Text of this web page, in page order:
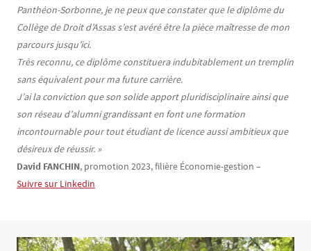
Panthéon-Sorbonne, je ne peux que constater que le diplôme du
Collège de Droit d’Assas s’est avéré être la pièce maîtresse de mon
parcours jusqu’ici.
Très reconnu, ce diplôme constituera indubitablement un tremplin
sans équivalent pour ma future carrière.
J’ai la conviction que son solide apport pluridisciplinaire ainsi que
son réseau d’alumni grandissant en font une formation
incontournable pour tout étudiant de licence aussi ambitieux que
désireux de réussir. »
David FANCHIN, promotion 2023, filière Économie-gestion –
Suivre sur Linkedin